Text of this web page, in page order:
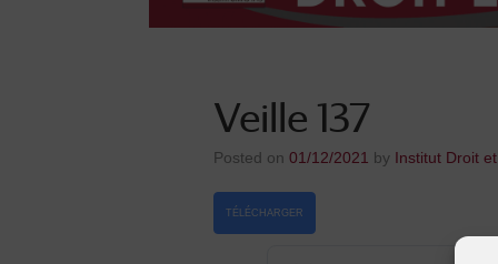
Veille 137
Posted on 01/12/2021 by Institut Droit
TÉLÉCHARGER